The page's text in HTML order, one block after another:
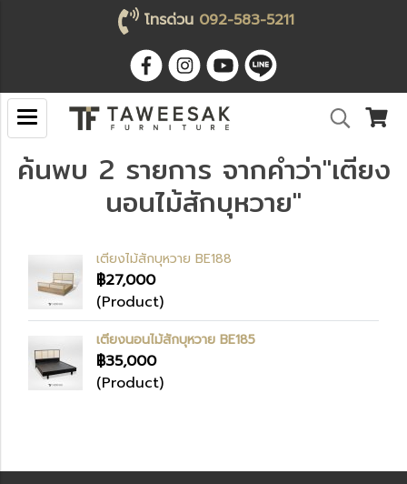
โทรด่วน 092-583-5211
ค้นพบ 2 รายการ จากคำว่า"เตียง
นอนไม้สักบุหวาย"
เตียงไม้สักบุหวาย BE188
฿27,000
(Product)
เตียงนอนไม้สักบุหวาย BE185
฿35,000
(Product)